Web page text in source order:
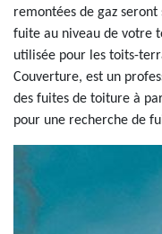
remontées de gaz
fuite au niveau de votre
utilisée pour les toits-
Couverture, est un
des fuites de toiture à
pour une recherche de